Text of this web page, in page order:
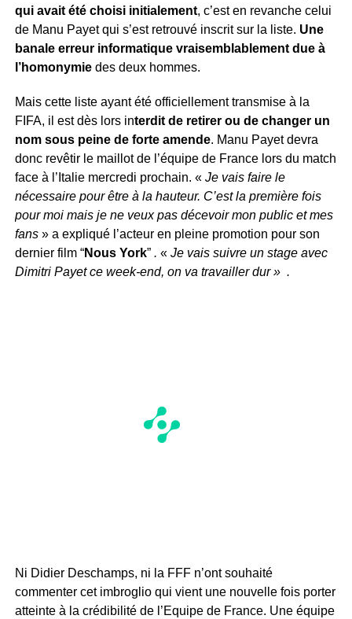
qui avait été choisi initialement, c’est en revanche celui
de Manu Payet qui s’est retrouvé inscrit sur la liste. Une
banale erreur informatique vraisemblablement due à
l’homonymiedes deux hommes.
Mais cette liste ayant été officiellement transmise à la
FIFA, il est dès lors interdit de retirer ou de changer un
nom sous peine de forte amende. Manu Payet devra
donc revêtir le maillot de l’équipe de France lors du match
face à l’Italie mercredi prochain. « Je vais faire le
nécessaire pour être à la hauteur. C’est la première fois
pour moi mais je ne veux pas décevoir mon public et mes
fans» a expliqué l’acteur en pleine promotion pour son
dernier film “Nous York”. « Je vais suivre un stage avec
Dimitri Payet ce week-end, on va travailler dur» .
Ni Didier Deschamps, ni la FFF n’ont souhaité
commenter cet imbroglio qui vient une nouvelle fois porter
atteinte à la crédibilité de l’Equipe de France. Une équipe